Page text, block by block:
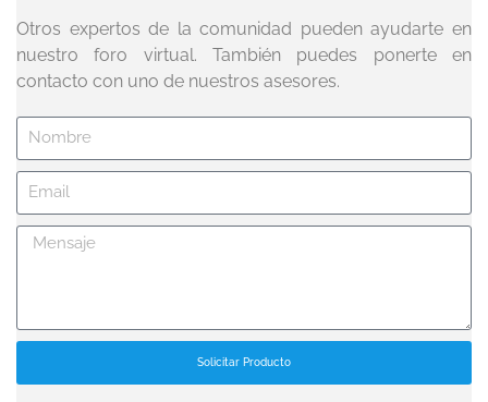
Otros expertos de la comunidad pueden ayudarte en
nuestro foro virtual. También puedes ponerte en
contacto con uno de nuestros asesores.
Solicitar Producto